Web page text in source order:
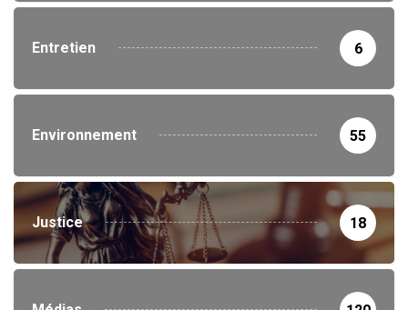
Entretien 6
Environnement 55
Justice 18